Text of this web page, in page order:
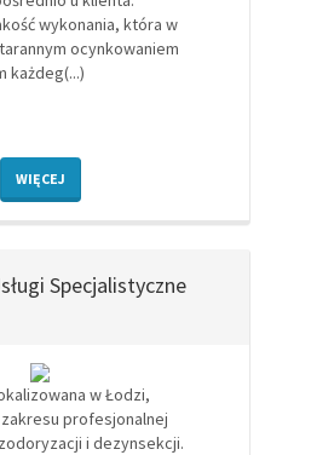
wykonania, która w
ocynkowaniem
każdeg(...)
WIĘCEJ
Specjalistyczne
w Łodzi,
profesjonalnej
i dezynsekcji.